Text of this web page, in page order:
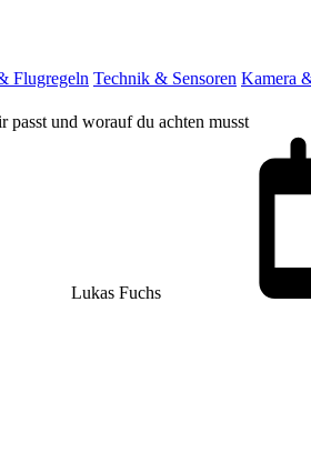
Flugregeln Technik & Sensoren Kamera
und worauf du achten musst
Lukas Fuchs